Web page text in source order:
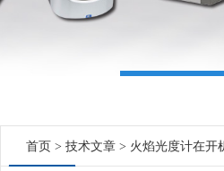
首页 > 技术文章 > 火焰光度计在开